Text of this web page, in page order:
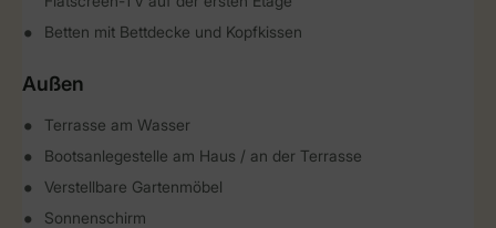
Betten mit Bettdecke und Kopfkissen
Außen
Terrasse am Wasser
Bootsanlegestelle am Haus / an der Terrasse
Verstellbare Gartenmöbel
Sonnenschirm